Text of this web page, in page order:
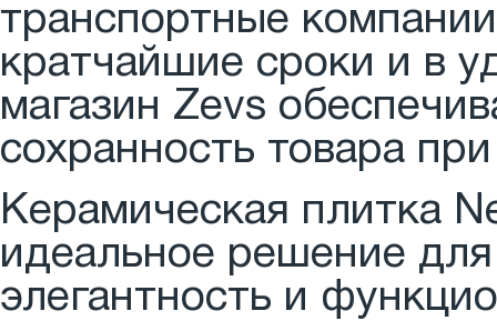
транспортные
кратчайшие сроки и в
магазин Zevs
сохранность товара
Керамическая плитка
идеальное решение
элегантность и